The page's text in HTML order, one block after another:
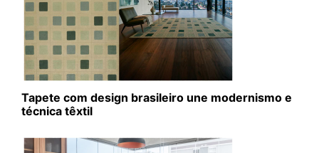
Tapete com design brasileiro une modernismo e
técnica têxtil